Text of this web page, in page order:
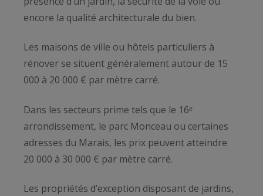
encore la qualité architecturale du bien.
Les maisons de ville ou hôtels particuliers à
rénover se situent généralement autour de 15
000 à 20 000 € par mètre carré.
Dans les secteurs prime tels que le 16ᵉ
arrondissement, le parc Monceau ou certaines
adresses du Marais, les prix peuvent atteindre
20 000 à 30 000 € par mètre carré.
Les propriétés d’exception disposant de jardins,